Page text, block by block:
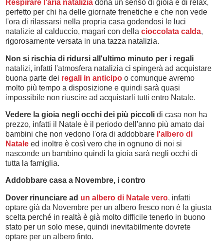
Respirare l'aria natalizia dona un senso di gioia e di relax,
perfetto per chi ha delle giornate frenetiche e che non vede
l'ora di rilassarsi nella propria casa godendosi le luci
natalizie al calduccio, magari con della cioccolata calda,
rigorosamente versata in una tazza natalizia.
Non si rischia di ridursi all'ultimo minuto per i regali
natalizi, infatti l'atmosfera natalizia ci spingerà ad acquistare
buona parte dei regali in anticipo o comunque avremo
molto più tempo a disposizione e quindi sarà quasi
impossibile non riuscire ad acquistarli tutti entro Natale.
Vedere la gioia negli occhi dei più piccoli di casa non ha
prezzo, infatti il Natale è il periodo dell'anno più amato dai
bambini che non vedono l'ora di addobbare l'albero di
Natale ed inoltre è così vero che in ognuno di noi si
nasconde un bambino quindi la gioia sarà negli occhi di
tutta la famiglia.
Addobbare casa a Novembre, i contro
Dover rinunciare ad un albero di Natale vero, infatti
optare già da Novembre per un albero fresco non è la giusta
scelta perché in realtà è già molto difficile tenerlo in buono
stato per un solo mese, quindi inevitabilmente dovrete
optare per un albero finto.